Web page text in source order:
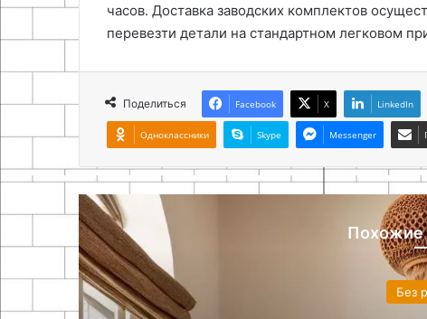
часов. Доставка заводских комплектов
перевезти детали на стандартном легковом
Поделиться Facebook X LinkedIn
Одноклассники Skype Messenger
Похожие
Без